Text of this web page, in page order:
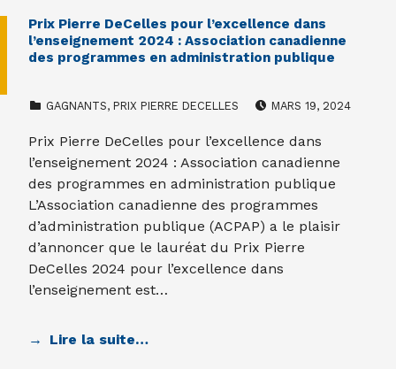
Prix Pierre DeCelles pour l’excellence dans
l’enseignement 2024 : Association canadienne
des programmes en administration publique
GAGNANTS, PRIX PIERRE DECELLES MARS 19, 2024
Prix Pierre DeCelles pour l’excellence dans
l’enseignement 2024 : Association canadienne
des programmes en administration publique
L’Association canadienne des programmes
d’administration publique (ACPAP) a le plaisir
d’annoncer que le lauréat du Prix Pierre
DeCelles 2024 pour l’excellence dans
l’enseignement est…
Lire la suite…